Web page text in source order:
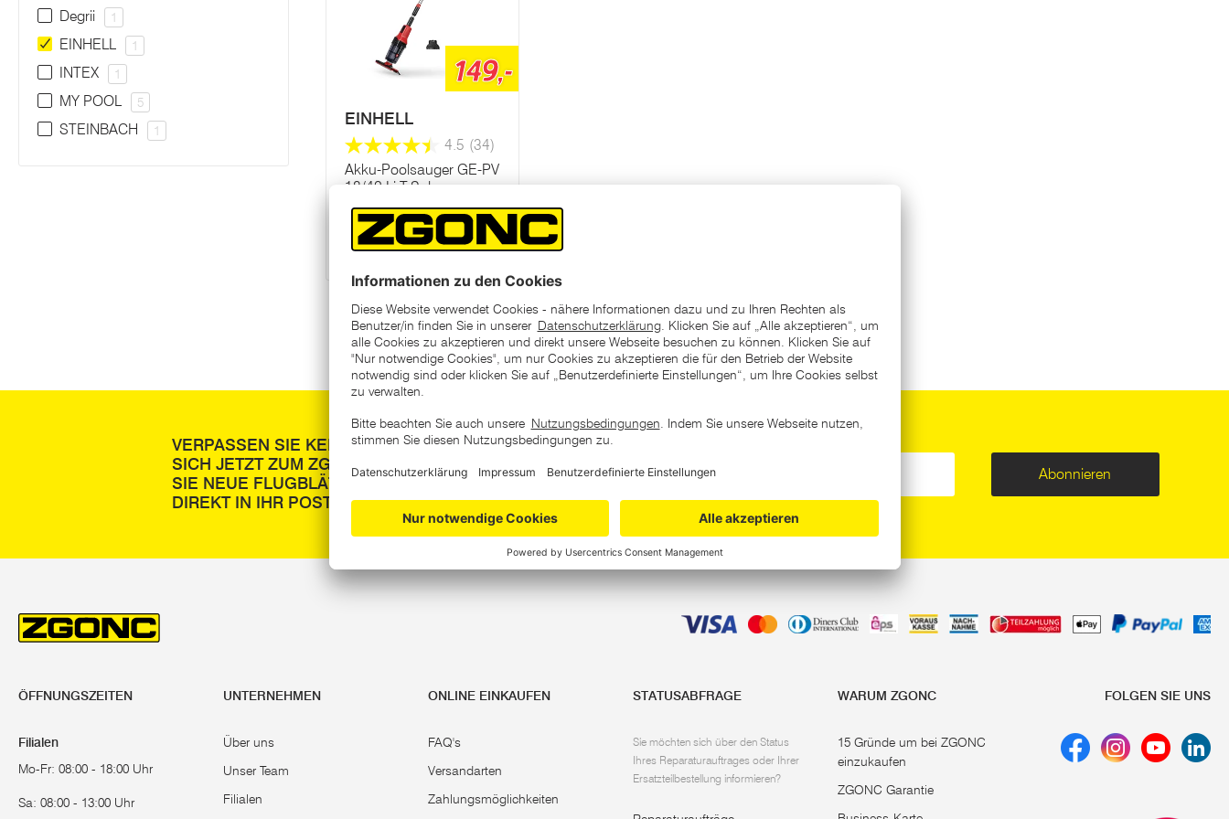
Degrii 1
EINHELL 1
INTEX 1
MY POOL 5
STEINBACH 1
149,-
EINHELL
4.5 (34)
Akku-Poolsauger GE-PV
18/42 Li T-Solo
Reservieren
VERPASSEN SIE KEINE NEUIGKEITEN MEHR! MELDEN SIE
SICH JETZT ZUM ZGONC-NEWSLETTER AN UND ERHALTEN
SIE NEUE FLUGBLÄTTER SOWIE EXKLUSIVE ANGEBOTE
DIREKT IN IHR POSTFACH.
Abonnieren
ÖFFNUNGSZEITEN
Filialen
Mo-Fr: 08:00 - 18:00 Uhr
Sa: 08:00 - 13:00 Uhr
UNTERNEHMEN
Über uns
Unser Team
Filialen
ONLINE EINKAUFEN
FAQ's
Versandarten
Zahlungsmöglichkeiten
STATUSABFRAGE
Sie möchten sich über den Status
Ihres Reparaturauftrages oder Ihrer
Ersatzteilbestellung informieren?
WARUM ZGONC
15 Gründe um bei ZGONC
einzukaufen
ZGONC Garantie
FOLGEN SIE UNS